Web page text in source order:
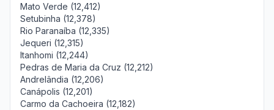
Mato Verde (12,412)
Setubinha (12,378)
Rio Paranaíba (12,335)
Jequeri (12,315)
Itanhomi (12,244)
Pedras de Maria da Cruz (12,212)
Andrelândia (12,206)
Canápolis (12,201)
Carmo da Cachoeira (12,182)